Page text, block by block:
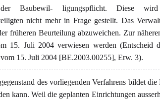
der Baubewil- ligungspflicht. Diese
nicht mehr in Frage gestellt. Das
früheren Beurteilung abzuweichen. Zur
15. Juli 2004 verwiesen werden (Entscheid
15. Juli 2004 [BE.2003.00255], Erw. 3).
des vorliegenden Verfahrens bildet die
kann. Weil die geplanten Einrichtungen